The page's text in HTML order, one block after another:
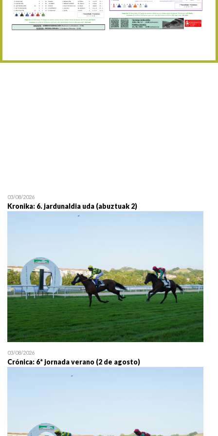
Abuztaren 12a / 12 de
15/08 17:05 Abuztuaren 15a / 15 de
30/08 17:30 Abuztuaren 30a / 30 de
19/07 11:30
03/08/2026
Kronika: 6. jardunaldia uda (abuztuak 2)
03/08/2026
Crónica: 6ª jornada verano (2 de agosto)